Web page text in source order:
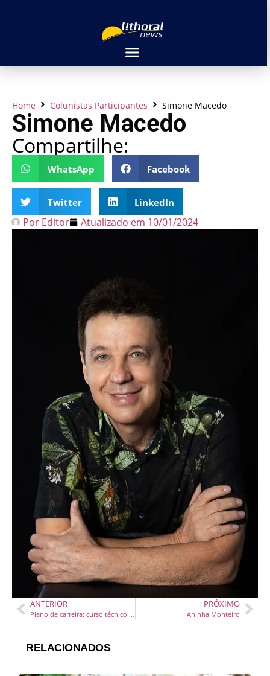
Home Colunistas Participantes Simone Macedo
Simone Macedo
Compartilhe:
WhatsApp Facebook
Twitter LinkedIn
Por Editor Atualizado em 10/01/2024
ANTERIOR
Plano de carreira: curso técnico facilita ingresso no mercado de trabalho
PRÓXIMO
Aninha Monteiro
RELACIONADOS